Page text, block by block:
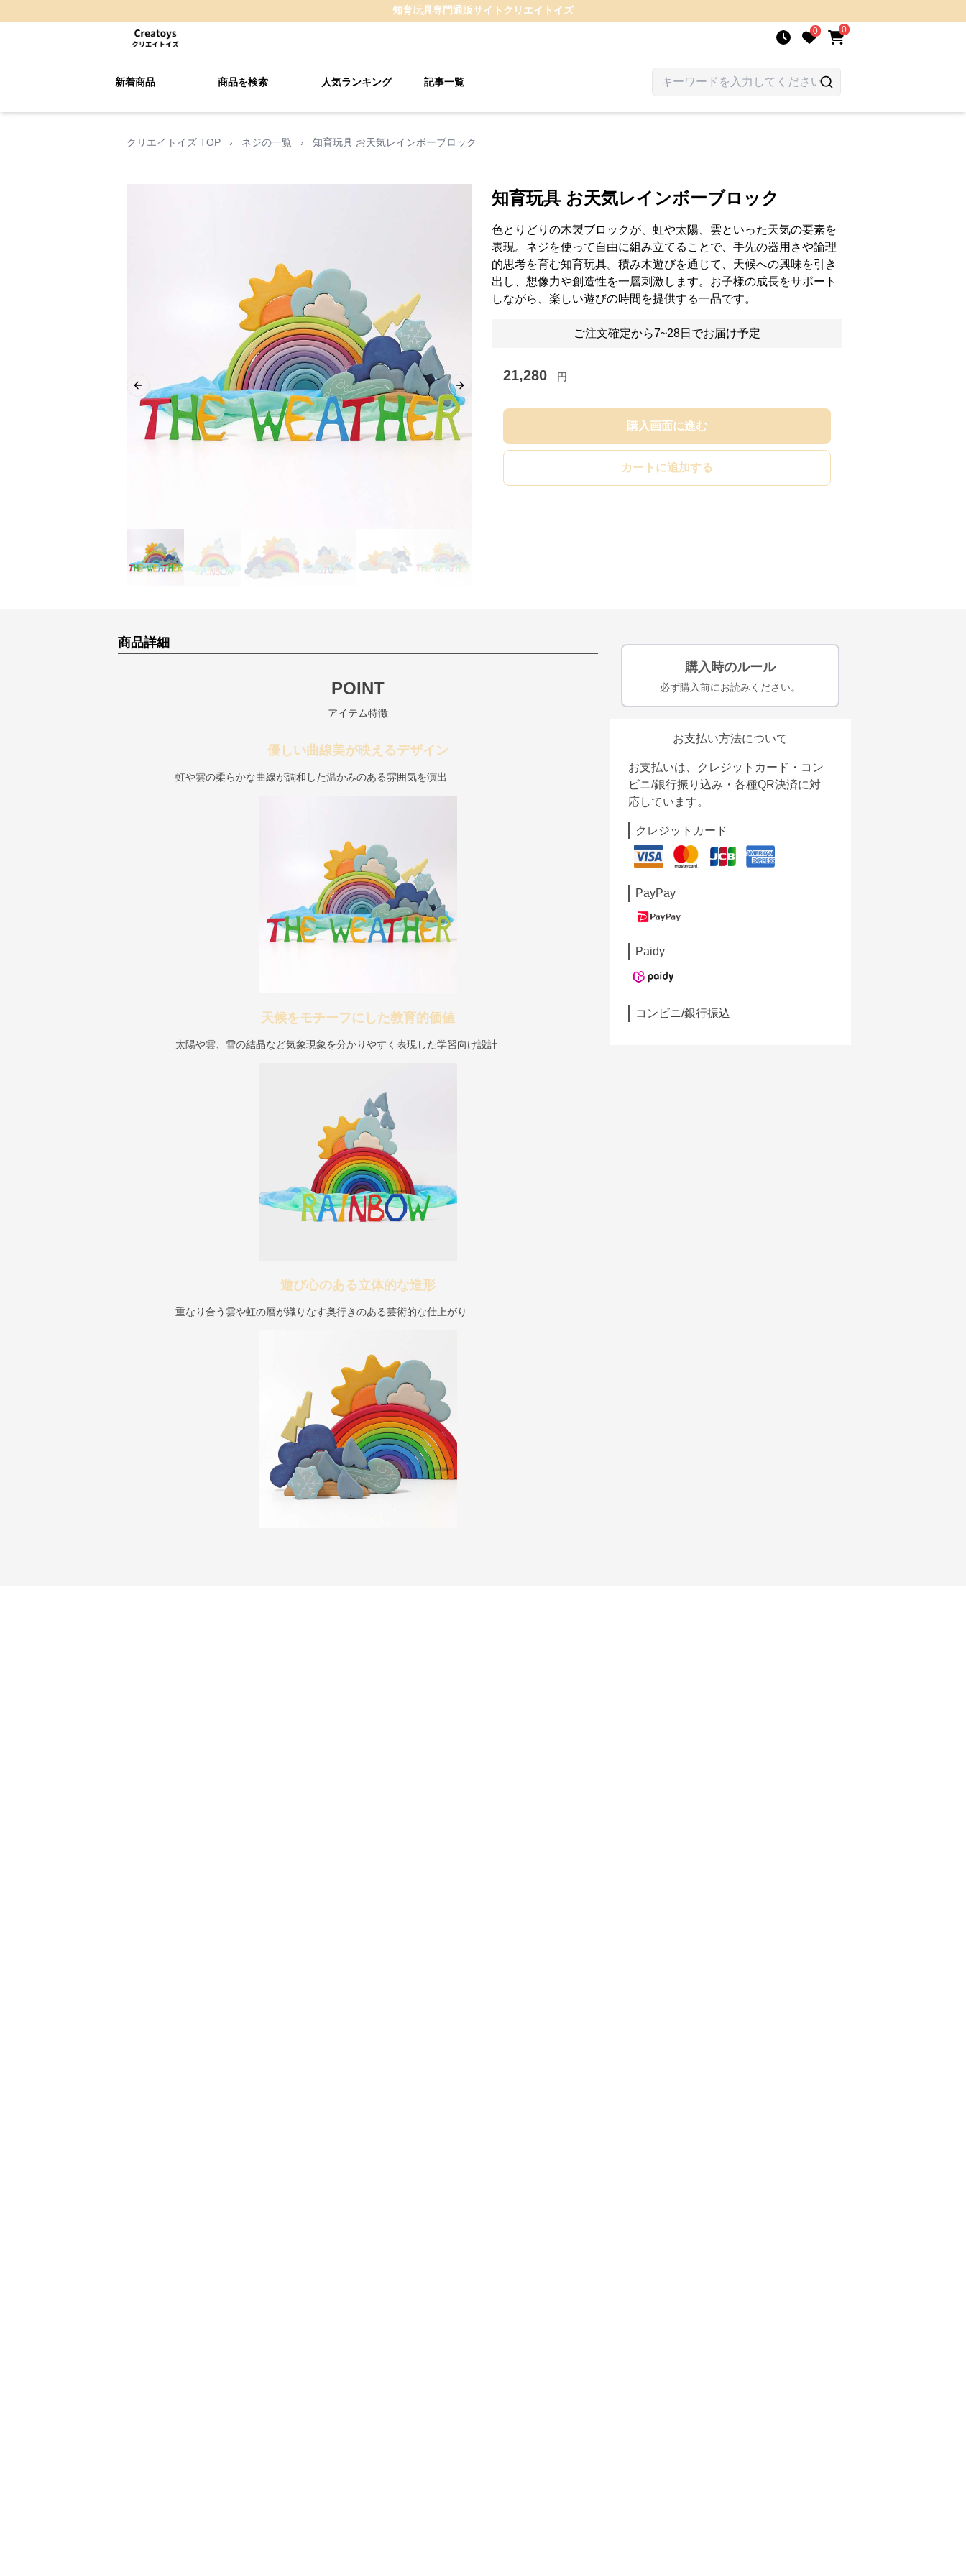
知育玩具専門通販サイト クリエイトイズ
0 0
新着商品 商品を検索 人気ランキング 記事一覧
クリエイトイズ TOP › ネジの一覧 › 知育玩具 お天気レインボーブロック
Previous slide Next slide
知育玩具 お天気レインボーブロック
色とりどりの木製ブロックが、虹や太陽、雲といった天気の要素を
表現。ネジを使って自由に組み立てることで、手先の器用さや論理
的思考を育む知育玩具。積み木遊びを通じて、天候への興味を引き
出し、想像力や創造性を一層刺激します。お子様の成長をサポート
しながら、楽しい遊びの時間を提供する一品です。
ご注文確定から7~28日でお届け予定
21,280 円
購入画面に進む
カートに追加する
商品詳細
POINT
アイテム特徴
優しい曲線美が映えるデザイン
虹や雲の柔らかな曲線が調和した温かみのある雰囲気を演出
天候をモチーフにした教育的価値
太陽や雲、雪の結晶など気象現象を分かりやすく表現した学習向け設計
遊び心のある立体的な造形
重なり合う雲や虹の層が織りなす奥行きのある芸術的な仕上がり
購入時のルール
必ず購入前にお読みください。
お支払い方法について
お支払いは、クレジットカード・コン
ビニ/銀行振り込み・各種QR決済に対
応しています。
クレジットカード
PayPay
Paidy
コンビニ/銀行振込